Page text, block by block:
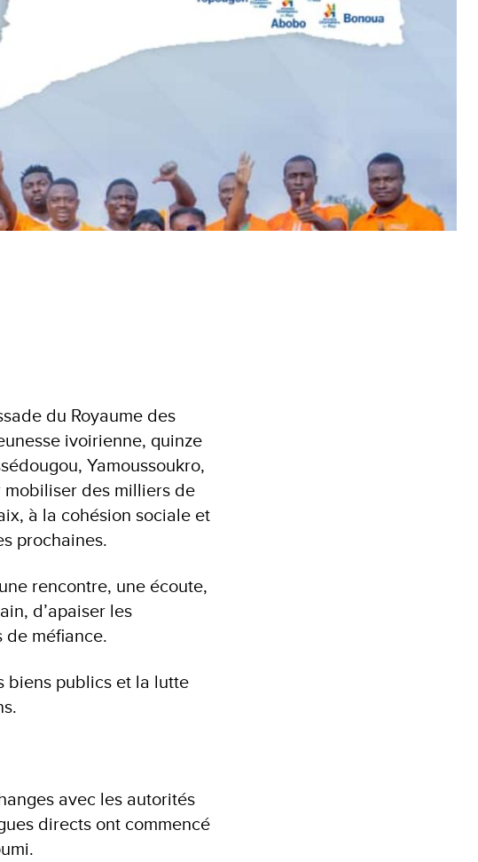
du Royaume des
ivoirienne, quinze
Yamoussoukro,
des milliers de
à la cohésion sociale et
prochaines.
rencontre, une écoute,
d’apaiser les
méfiance.
biens publics et la lutte
avec les autorités
directs ont commencé